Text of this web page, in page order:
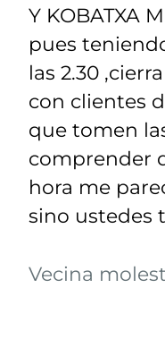
Y KOBATXA
pues
las 2.30
con clientes
que tomen
comprender
hora me
sino ustedes
Vecina